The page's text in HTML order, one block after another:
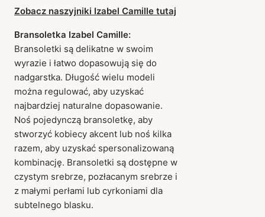
Zobacz naszyjniki Izabel Camille tutaj
Bransoletka Izabel Camille:
Bransoletki są delikatne w swoim
wyrazie i łatwo dopasowują się do
nadgarstka. Długość wielu modeli
można regulować, aby uzyskać
najbardziej naturalne dopasowanie.
Noś pojedynczą bransoletkę, aby
stworzyć kobiecy akcent lub noś kilka
razem, aby uzyskać spersonalizowaną
kombinację. Bransoletki są dostępne w
czystym srebrze, pozłacanym srebrze i
z małymi perłami lub cyrkoniami dla
subtelnego blasku.